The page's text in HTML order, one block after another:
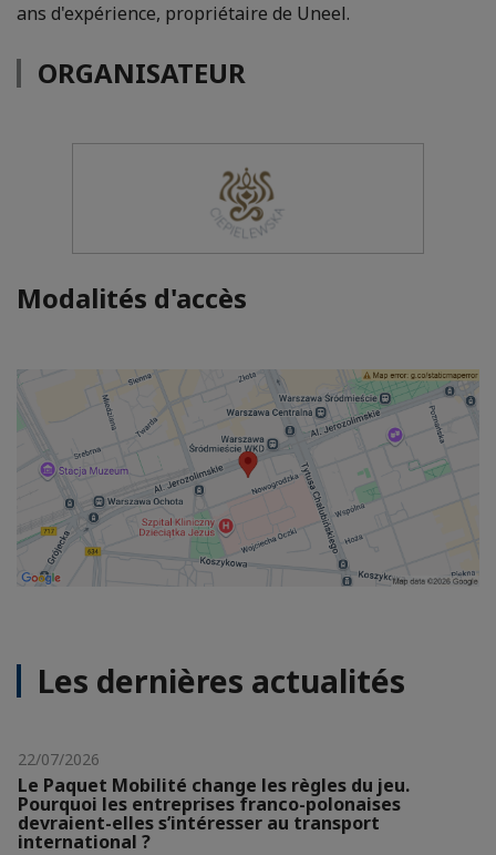
ans d'expérience, propriétaire de Uneel.
ORGANISATEUR
Modalités d'accès
Les dernières actualités
22/07/2026
Le Paquet Mobilité change les règles du jeu.
Pourquoi les entreprises franco-polonaises
devraient-elles s’intéresser au transport
international ?